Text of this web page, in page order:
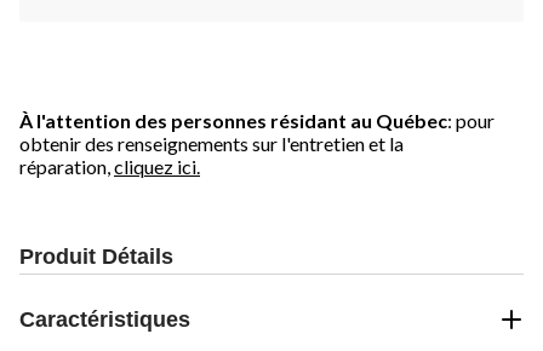
À l'attention des personnes résidant au Québec: pour
obtenir des renseignements sur l'entretien et la
réparation, cliquez ici.
Produit Détails
Caractéristiques